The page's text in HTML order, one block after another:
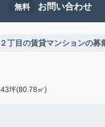
無料 お問い合わせ
丁目の賃貸マンションの募
坪(80.78㎡)